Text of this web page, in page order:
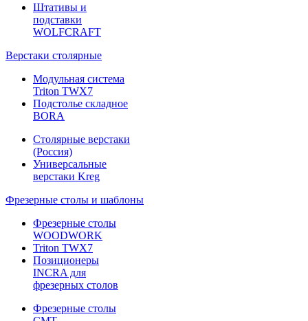
Штативы и
подставки
WOLFCRAFT
Верстаки столярные
Модульная система
Triton TWX7
Подстолье складное
BORA
Столярные верстаки
(Россия)
Универсальные
верстаки Kreg
Фрезерные столы и шаблоны
Фрезерные столы
WOODWORK
Triton TWX7
Позиционеры
INCRA для
фрезерных столов
Фрезерные столы